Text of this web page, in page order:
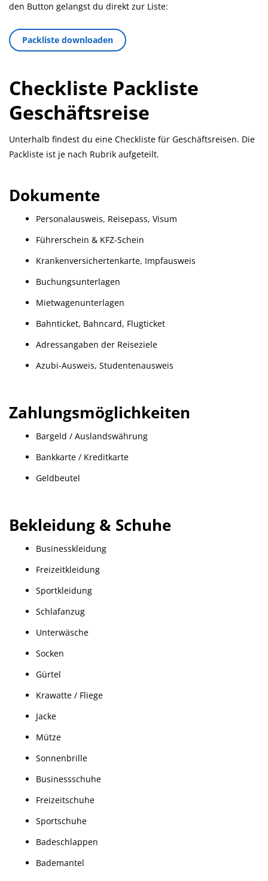
den Button gelangst du direkt zur Liste:
Packliste downloaden
Checkliste Packliste
Geschäftsreise
Unterhalb findest du eine Checkliste für Geschäftsreisen. Die
Packliste ist je nach Rubrik aufgeteilt.
Dokumente
Personalausweis, Reisepass, Visum
Führerschein & KFZ-Schein
Krankenversichertenkarte, Impfausweis
Buchungsunterlagen
Mietwagenunterlagen
Bahnticket, Bahncard, Flugticket
Adressangaben der Reiseziele
Azubi-Ausweis, Studentenausweis
Zahlungsmöglichkeiten
Bargeld / Auslandswährung
Bankkarte / Kreditkarte
Geldbeutel
Bekleidung & Schuhe
Businesskleidung
Freizeitkleidung
Sportkleidung
Schlafanzug
Unterwäsche
Socken
Gürtel
Krawatte / Fliege
Jacke
Mütze
Sonnenbrille
Businessschuhe
Freizeitschuhe
Sportschuhe
Badeschlappen
Bademantel